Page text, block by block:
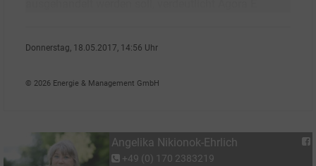
Donnerstag, 18.05.2017, 14:56 Uhr
© 2026 Energie & Management GmbH
Angelika Nikionok-Ehrlich
+49 (0) 170 2383219